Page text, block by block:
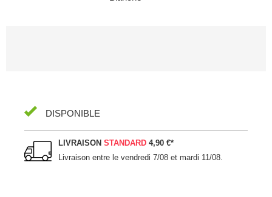
DISPONIBLE
LIVRAISONSTANDARD 4,90 €*
Livraison entre levendredi 7/08 et mardi 11/08